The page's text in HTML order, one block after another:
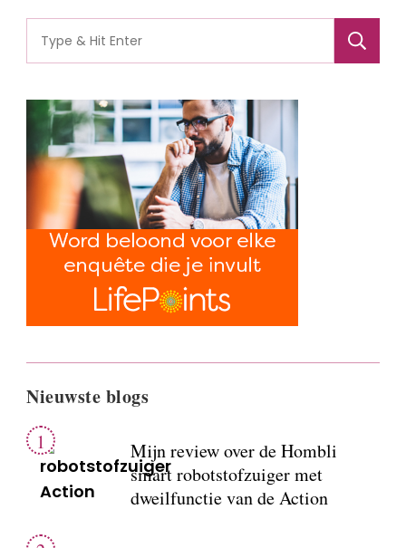
Search
for:
Nieuwste blogs
Mijn review over de Hombli
smart robotstofzuiger met
dweilfunctie van de Action